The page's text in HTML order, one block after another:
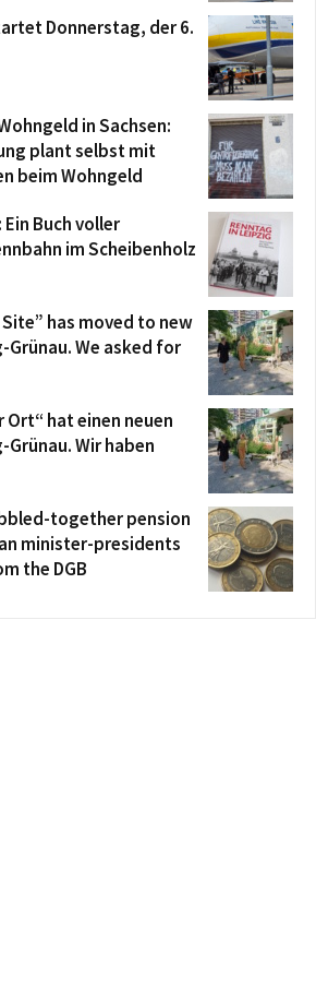
Donnerstag, der 6.
in Sachsen:
plant selbst mit
beim Wohngeld
Buch voller
im Scheibenholz
has moved to new
Grünau. We asked for
Ort“ hat einen neuen
Wir haben
together pension
minister-presidents
the DGB